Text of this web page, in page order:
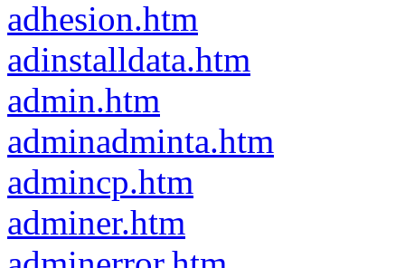
adhesion.htm
adinstalldata.htm
admin.htm
adminadminta.htm
admincp.htm
adminer.htm